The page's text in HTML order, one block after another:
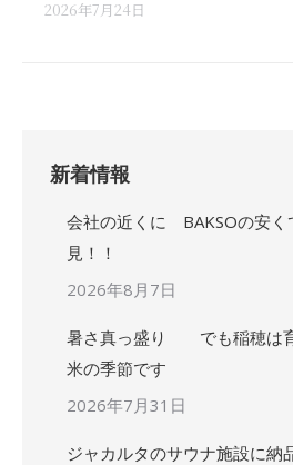
2026年7月24日
新着情報
会社の近くに BAKSOの安く
見！！
2026年8月7日
暑さ真っ盛り でも稲穂は
米の季節です
2026年7月31日
ジャカルタのサウナ施設に納